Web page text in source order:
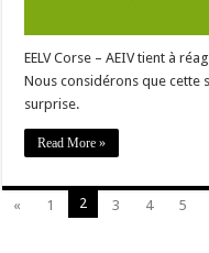
EELV Corse – AEIV tient à
Nous considérons que cette
surprise.
Read More »
« 1 2 3 4 5